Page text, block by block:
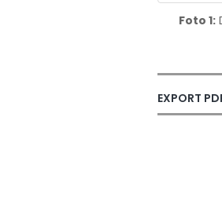
Foto 1:
EXPORT